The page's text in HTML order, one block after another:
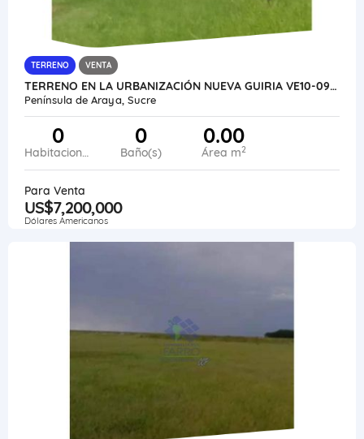
TERRENO VENTA
TERRENO EN LA URBANIZACIÓN NUEVA GUIRIA VE10-092GC-YREY
Península de Araya, Sucre
0
Habitaciones
0
Baño(s)
0.00
Área m2
Para Venta
US$7,200,000
Dólares Americanos